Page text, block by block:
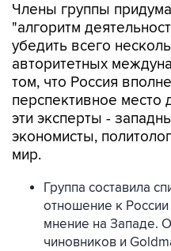
Члены группы
"алгоритм
убедить всего
авторитетных
том, что Россия
перспективное место
эти эксперты -
экономисты,
мир.
Группа составила
отношение к
мнение на Западе.
чиновников и